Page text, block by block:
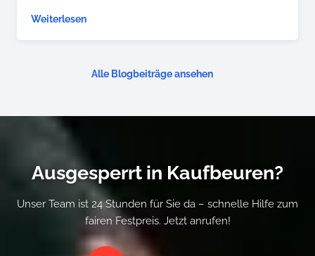
Weiterlesen
Alle Blogbeiträge ansehen
Ausgesperrt in Kaufbeuren?
Unser Team ist 24 Stunden für Sie da – schnelle Hilfe zum
fairen Festpreis. Jetzt anrufen!